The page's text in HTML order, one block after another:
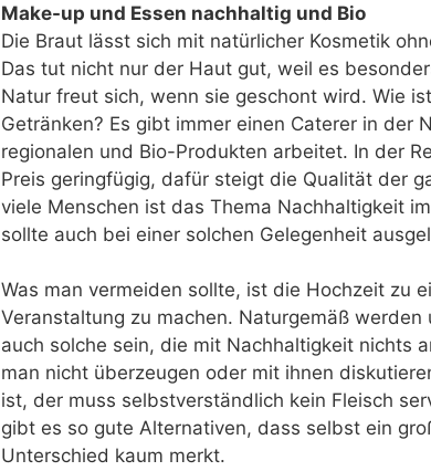
Make-up und Essen nachhaltig und Bio
Die Braut lässt sich mit natürlicher Kosmetik
Das tut nicht nur der Haut gut, weil es
Natur freut sich, wenn sie geschont wird. Wie
Getränken? Es gibt immer einen Caterer in der
regionalen und Bio-Produkten arbeitet. In der
Preis geringfügig, dafür steigt die Qualität der
viele Menschen ist das Thema Nachhaltigkeit
sollte auch bei einer solchen Gelegenheit
Was man vermeiden sollte, ist die Hochzeit zu
Veranstaltung zu machen. Naturgemäß werden
auch solche sein, die mit Nachhaltigkeit nichts
man nicht überzeugen oder mit ihnen
ist, der muss selbstverständlich kein Fleisch
gibt es so gute Alternativen, dass selbst ein
Unterschied kaum merkt.